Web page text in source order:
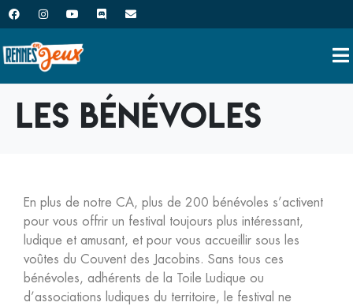
Les Bénévoles
En plus de notre CA, plus de 200 bénévoles s’activent
pour vous offrir un festival toujours plus intéressant,
ludique et amusant, et pour vous accueillir sous les
voûtes du Couvent des Jacobins. Sans tous ces
bénévoles, adhérents de la Toile Ludique ou
d’associations ludiques du territoire, le festival ne